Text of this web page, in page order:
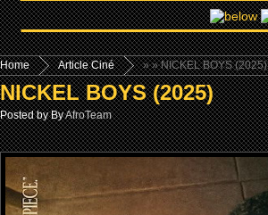
Home »
Article Ciné » NICKEL BOYS (2025)
NICKEL BOYS (2025)
Posted by ByAfroTeam